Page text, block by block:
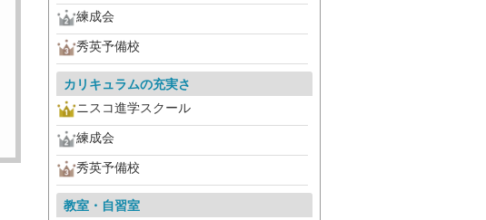
練成会
秀英予備校
カリキュラムの充実さ
ニスコ進学スクール
練成会
秀英予備校
教室・自習室